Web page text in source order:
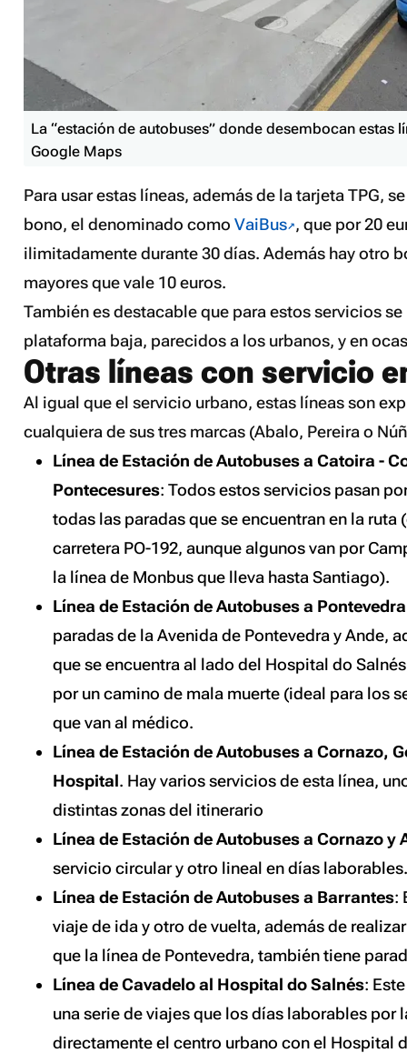
La “estación de autobuses” donde desembocan estas
Google Maps
Para usar estas líneas, además de la tarjeta TPG,
bono, el denominado comoVaiBus , que por 20
ilimitadamente durante 30 días. Además hay otro
mayores que vale 10 euros.
También es destacable que para estos servicios
plataforma baja, parecidos a los urbanos, y en
Otras líneas con servicio
Al igual que el servicio urbano, estas líneas son
cualquiera de sus tres marcas (Abalo, Pereira o
Línea de Estación de Autobuses a Catoira -
Pontecesures: Todos estos servicios pasan
todas las paradas que se encuentran en la ruta
carretera PO-192, aunque algunos van por
la línea de Monbus que lleva hasta Santiago).
Línea de Estación de Autobuses a Pontevedra
paradas de la Avenida de Pontevedra y Ande,
que se encuentra al lado del Hospital do
por un camino de mala muerte (ideal para los
que van al médico.
Línea de Estación de Autobuses a Cornazo,
Hospital. Hay varios servicios de esta línea,
distintas zonas del itinerario
Línea de Estación de Autobuses a Cornazo y
servicio circular y otro lineal en días
Línea de Estación de Autobuses a Barrantes:
viaje de ida y otro de vuelta, además de
que la línea de Pontevedra, también tiene
Línea de Cavadelo al Hospital do Salnés:
una serie de viajes que los días laborables por
directamente el centro urbano con el Hospital